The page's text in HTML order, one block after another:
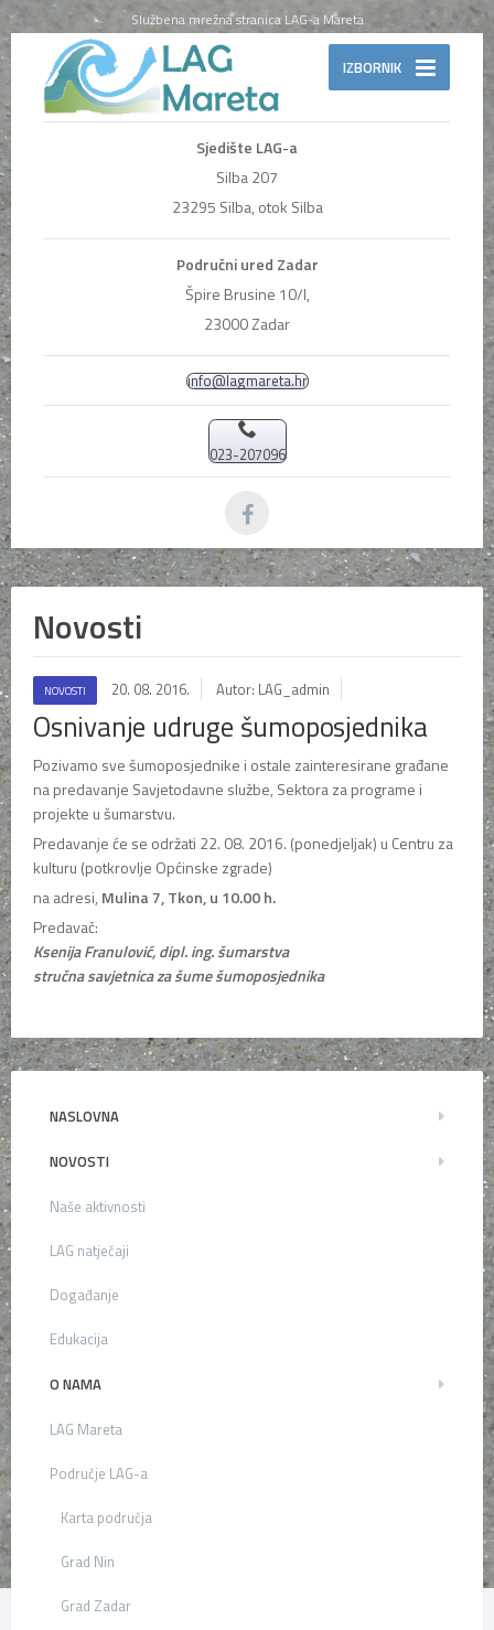
Službena mrežna stranica LAG-a Mareta
IZBORNIK
Sjedište LAG-a
Silba 207
23295 Silba, otok Silba
Područni ured Zadar
Špire Brusine 10/I,
23000 Zadar
info@lagmareta.hr
023-207096
Novosti
NOVOSTI 20. 08. 2016. Autor: LAG_admin
Osnivanje udruge šumoposjednika
Pozivamo sve šumoposjednike i ostale zainteresirane građane
na predavanje Savjetodavne službe, Sektora za programe i
projekte u šumarstvu.
Predavanje će se održati 22. 08. 2016. (ponedjeljak) u Centru za
kulturu (potkrovlje Općinske zgrade)
na adresi, Mulina 7, Tkon, u 10.00 h.
Predavač:
Ksenija Franulović, dipl. ing. šumarstva
stručna savjetnica za šume šumoposjednika
NASLOVNA
NOVOSTI
Naše aktivnosti
LAG natječaji
Događanje
Edukacija
O NAMA
LAG Mareta
Područje LAG-a
Karta područja
Grad Nin
Grad Zadar